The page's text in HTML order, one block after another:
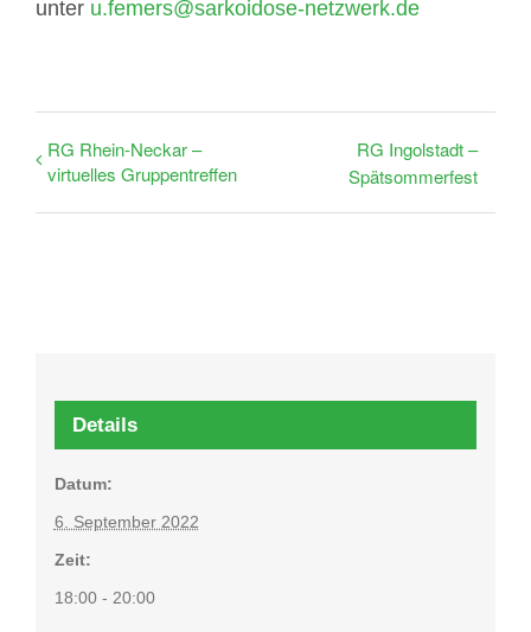
unter u.femers@sarkoidose-netzwerk.de
RG Rhein-Neckar –
virtuelles Gruppentreffen
RG Ingolstadt –
Spätsommerfest
Details
Datum:
6. September 2022
Zeit:
18:00 - 20:00